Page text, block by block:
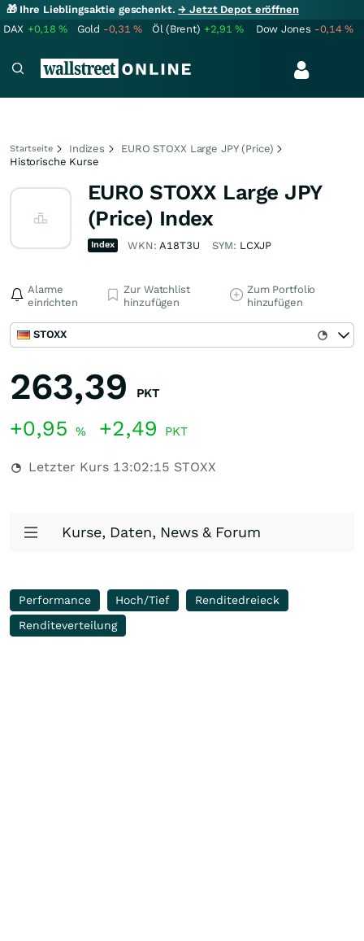
🎁 Ihre Lieblingsaktie geschenkt.→ Jetzt Depot eröffnen
DAX +0,18% Gold -0,31% Öl (Brent) +2,91% Dow Jones -0,14%
Startseite Indizes
EURO STOXX Large JPY (Price)
Historische Kurse
EURO STOXX Large JPY
(Price) Index
Index WKN:A18T3U SYM: LCXJP
Alarme
einrichten
Zur Watchlist
hinzufügen
Zum Portfolio
hinzufügen
STOXX
263,39 PKT
+0,95 % +2,49 PKT
Letzter Kurs 13:02:15 STOXX
Kurse, Daten, News & Forum
Performance Hoch/Tief
Renditedreieck
Renditeverteilung